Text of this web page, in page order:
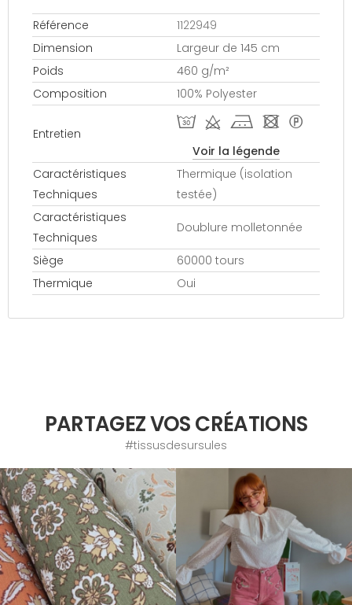
Référence
1122949
Dimension
Largeur de 145 cm
Poids
460 g/m²
Composition
100% Polyester
Entretien
T d j - *
Voir la légende
Caractéristiques
Techniques
Thermique (isolation
testée)
Caractéristiques
Techniques
Doublure molletonnée
Siège
60000 tours
Thermique
Oui
PARTAGEZ VOS CRÉATIONS
#tissusdesursules